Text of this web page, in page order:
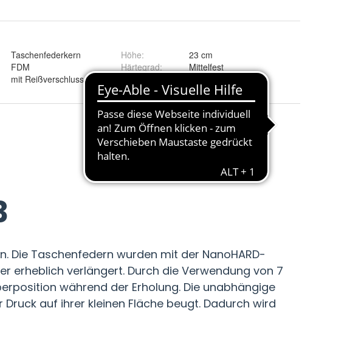
Taschenfederkern
FDM
mit Reißverschluss, abnehmbar und waschbar
Höhe:
23 cm
Härtegrad:
Mittelfest